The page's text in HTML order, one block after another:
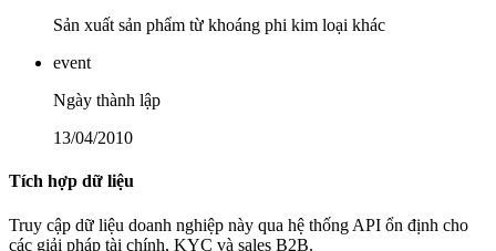
Sản xuất sản phẩm từ khoáng phi kim loại khác
event
Ngày thành lập
13/04/2010
Tích hợp dữ liệu
Truy cập dữ liệu doanh nghiệp này qua hệ thống API ổn định cho
các giải pháp tài chính, KYC và sales B2B.